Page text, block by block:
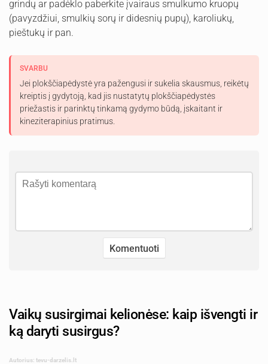
grindų ar padėklo paberkite įvairaus smulkumo kruopų
(pavyzdžiui, smulkių sorų ir didesnių pupų), karoliukų,
pieštukų ir pan.
SVARBU
Jei plokščiapėdystė yra pažengusi ir sukelia skausmus, reikėtų
kreiptis į gydytoją, kad jis nustatytų plokščiapėdystės
priežastis ir parinktų tinkamą gydymo būdą, įskaitant ir
kineziterapinius pratimus.
Vaikų susirgimai kelionėse: kaip išvengti ir
ką daryti susirgus?
Autorius: tevu-darzelis.lt